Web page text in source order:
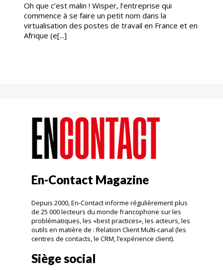
Oh que c’est malin ! Wisper, l’entreprise qui
commence à se faire un petit nom dans la
virtualisation des postes de travail en France et en
Afrique (e[...]
En-Contact Magazine
Depuis 2000, En-Contact informe régulièrement plus
de 25 000 lecteurs du monde francophone sur les
problématiques, les «best practices», les acteurs, les
outils en matière de : Relation Client Multi-canal (les
centres de contacts, le CRM, l’expérience client).
Siège social